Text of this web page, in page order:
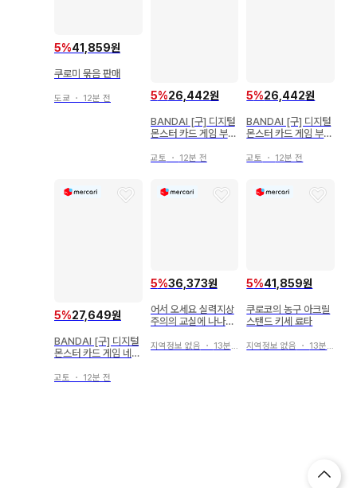
5%41,859원
쿠로미 묶음 판매
도쿄 ・ 12분 전 5%26,442원
BANDAI [구] 디지털
몬스터 카드 게임 부스
라우몬(키라) Bo-45
교토 ・ 12분 전
5%26,442원
BANDAI [구] 디지털
몬스터 카드 게임 부스
o-413
교토 ・ 12분 전
5%27,649원
BANDAI [구] 디지털
몬스터 카드 게임 네오
페리얼드라몬 파이터
교토 ・ 12분 전
5%36,373원
어서 오세요 실력지상
주의의 교실에 나나세
당첨
지역정보 없음 ・ 13분 전
5%41,859원
쿠로코의 농구 아크릴
스탠드 키세 료타
지역정보 없음 ・ 13분 전